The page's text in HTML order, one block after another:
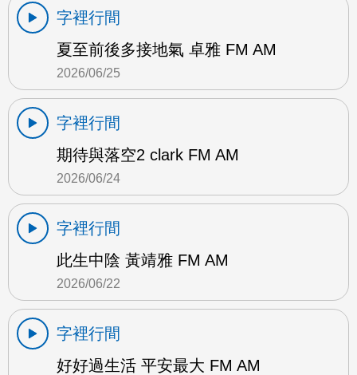
字裡行間
夏至前後多接地氣 卓雅 FM AM
2026/06/25
字裡行間
期待與落空2 clark FM AM
2026/06/24
字裡行間
此生中陰 黃靖雅 FM AM
2026/06/22
字裡行間
好好過生活 平安最大 FM AM